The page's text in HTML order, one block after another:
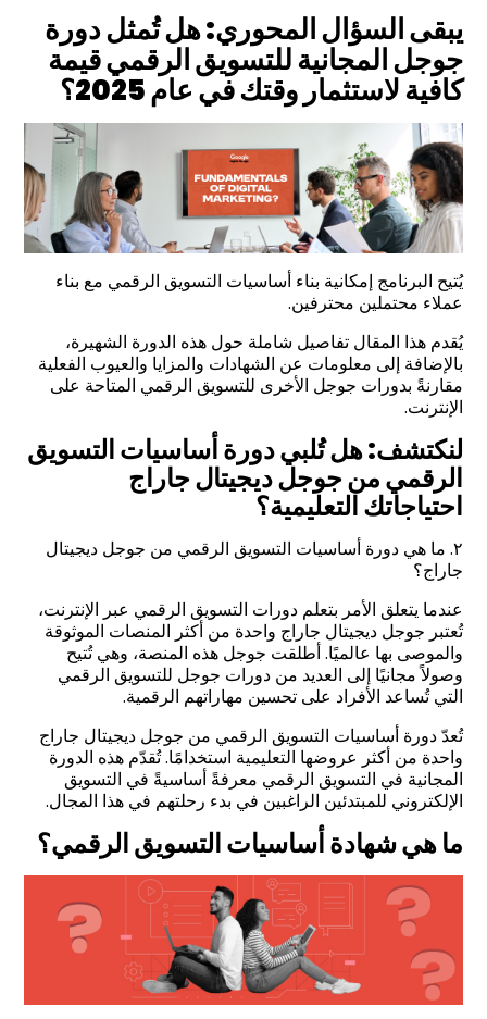
يبقى السؤال المحوري: هل تُمثل دورة
جوجل المجانية للتسويق الرقمي قيمة
كافية لاستثمار وقتك في عام2025؟
يُتيح البرنامج إمكانية بناء أساسيات التسويق الرقمي مع بناء
عملاء محتملين محترفين.
يُقدم هذا المقال تفاصيل شاملة حول هذه الدورة الشهيرة،
بالإضافة إلى معلومات عن الشهادات والمزايا والعيوب الفعلية
مقارنةً بدورات جوجل الأخرى للتسويق الرقمي المتاحة على
الإنترنت.
لنكتشف: هل تُلبي دورة أساسيات التسويق
الرقمي من جوجل ديجيتال جاراج
احتياجاتك التعليمية؟
٢. ما هي دورة أساسيات التسويق الرقمي من جوجل ديجيتال
جاراج؟
عندما يتعلق الأمر بتعلم دورات التسويق الرقمي عبر الإنترنت،
تُعتبر جوجل ديجيتال جاراج واحدة من أكثر المنصات الموثوقة
والموصى بها عالميًا. أطلقت جوجل هذه المنصة، وهي تُتيح
وصولاً مجانيًا إلى العديد من دورات جوجل للتسويق الرقمي
التي تُساعد الأفراد على تحسين مهاراتهم الرقمية.
تُعدّ دورة أساسيات التسويق الرقمي من جوجل ديجيتال جاراج
واحدة من أكثر عروضها التعليمية استخدامًا. تُقدّم هذه الدورة
المجانية في التسويق الرقمي معرفةً أساسيةً في التسويق
الإلكتروني للمبتدئين الراغبين في بدء رحلتهم في هذا المجال.
ما هي شهادة أساسيات التسويق الرقمي؟